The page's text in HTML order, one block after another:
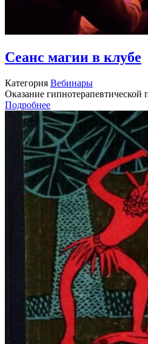
Сеанс магии в клубе
Категория Вебинары
Оказание
Подробнее